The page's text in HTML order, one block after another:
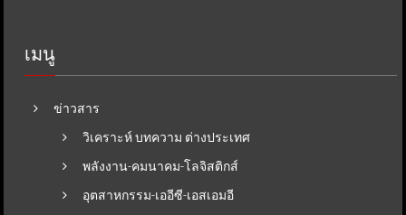
เมนู
ข่าวสาร
วิเคราะห์ บทความ ต่างประเทศ
พลังงาน-คมนาคม-โลจิสติกส์
อุตสาหกรรม-เออีซี-เอสเอมอี